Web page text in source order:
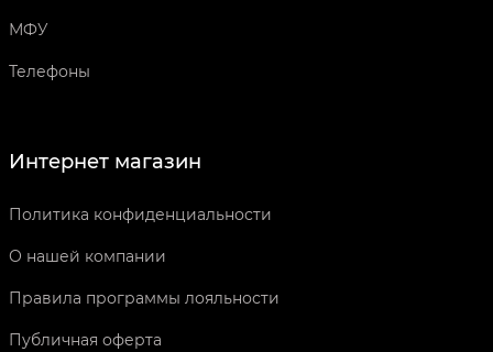
МФУ
Телефоны
Интернет магазин
Политика конфиденциальности
О нашей компании
Правила программы лояльности
Публичная оферта